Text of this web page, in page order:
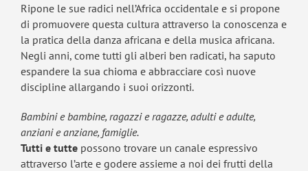
Ripone le sue radici nell’Africa occidentale e si propone
di promuovere questa cultura attraverso la conoscenza e
la pratica della danza africana e della musica africana.
Negli anni, come tutti gli alberi ben radicati, ha saputo
espandere la sua chioma e abbracciare così nuove
discipline allargando i suoi orizzonti.
Bambini e bambine, ragazzi e ragazze, adulti e adulte,
anziani e anziane, famiglie.
Tutti e tuttepossono trovare un canale espressivo
attraverso l’arte e godere assieme a noi dei frutti della